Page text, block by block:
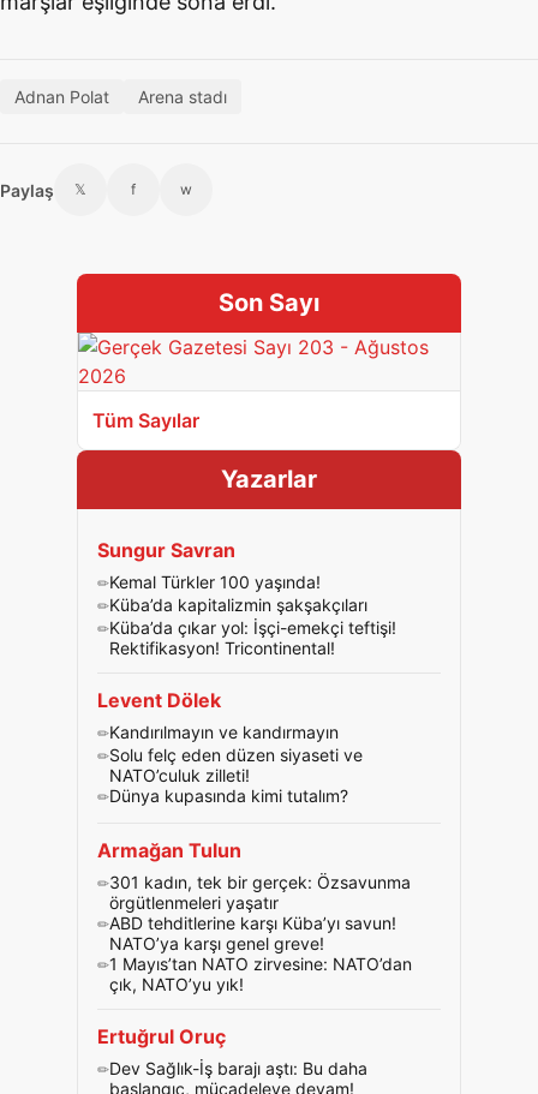
Adnan Polat Arena stadı
Paylaş 𝕏 f w
Son Sayı
Tüm Sayılar
Yazarlar
Sungur Savran
Kemal Türkler 100 yaşında!
Küba’da kapitalizmin şakşakçıları
Küba’da çıkar yol: İşçi-emekçi teftişi!
Rektifikasyon! Tricontinental!
Levent Dölek
Kandırılmayın ve kandırmayın
Solu felç eden düzen siyaseti ve
NATO’culuk zilleti!
Dünya kupasında kimi tutalım?
Armağan Tulun
301 kadın, tek bir gerçek: Özsavunma
örgütlenmeleri yaşatır
ABD tehditlerine karşı Küba’yı savun!
NATO’ya karşı genel greve!
1 Mayıs’tan NATO zirvesine: NATO’dan
çık, NATO’yu yık!
Ertuğrul Oruç
Dev Sağlık-İş barajı aştı: Bu daha
başlangıç, mücadeleye devam!